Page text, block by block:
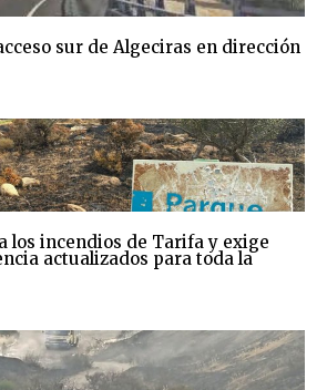
sur de Algeciras en dirección
los incendios de Tarifa y exige
actualizados para toda la